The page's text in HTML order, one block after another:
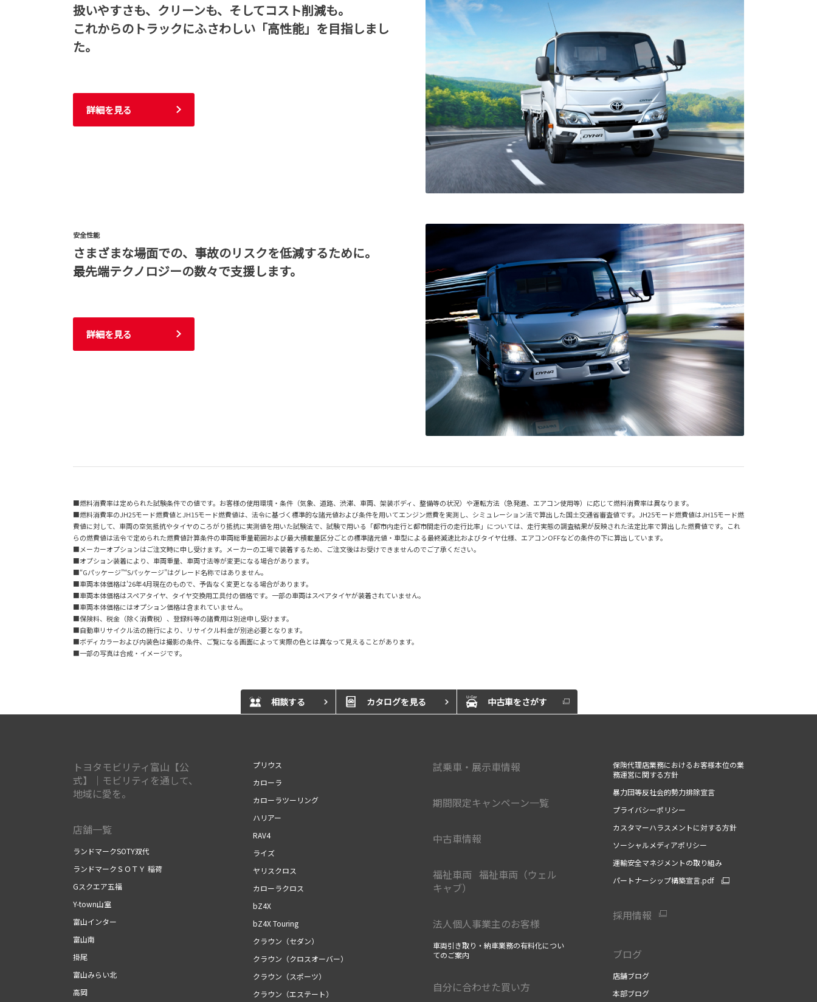
扱いやすさも、クリーンも、そしてコスト削減も。
これからのトラックにふさわしい「高性能」を目指しまし
た。
詳細を見る
安全性能
さまざまな場面での、事故のリスクを低減するために。
最先端テクノロジーの数々で支援します。
詳細を見る
■燃料消費率は定められた試験条件での値です。お客様の使用環境・条件（気象、道路、渋滞、車両、架装ボディ、整備等の状況）や運転方法（急発進、エアコン使用等）に応じて燃料消費率は異なります。
■燃料消費率のJH25モード燃費値とJH15モード燃費値は、法令に基づく標準的な諸元値および条件を用いてエンジン燃費を実測し、シミュレーション法で算出した国土交通省審査値です。JH25モード燃費値はJH15モード燃
費値に対して、車両の空気抵抗やタイヤのころがり抵抗に実測値を用いた試験法で、試験で用いる「都市内走行と都市間走行の走行比率」については、走行実態の調査結果が反映された法定比率で算出した燃費値です。これ
らの燃費値は法令で定められた燃費値計算条件の車両総重量範囲および最大積載量区分ごとの標準諸元値・車型による最終減速比およびタイヤ仕様、エアコンOFFなどの条件の下に算出しています。
■メーカーオプションはご注文時に申し受けます。メーカーの工場で装着するため、ご注文後はお受けできませんのでご了承ください。
■オプション装着により、車両重量、車両寸法等が変更になる場合があります。
■“Gパッケージ”“Sパッケージ”はグレード名称ではありません。
■車両本体価格は'26年4月現在のもので、予告なく変更となる場合があります。
■車両本体価格はスペアタイヤ、タイヤ交換用工具付の価格です。一部の車両はスペアタイヤが装着されていません。
■車両本体価格にはオプション価格は含まれていません。
■保険料、税金（除く消費税）、登録料等の諸費用は別途申し受けます。
■自動車リサイクル法の施行により、リサイクル料金が別途必要となります。
■ボディカラーおよび内装色は撮影の条件、ご覧になる画面によって実際の色とは異なって見えることがあります。
■一部の写真は合成・イメージです。
相談する カタログを見る 中古車をさがす
トヨタモビリティ富山【公
式】｜モビリティを通して、
地域に愛を。
店舗一覧
ランドマークSOTY双代
ランドマークＳＯＴＹ 稲荷
Gスクエア五福
Y-town山室
富山インター
富山南
掛尾
富山みらい北
高岡
プリウス
カローラ
カローラツーリング
ハリアー
RAV4
ライズ
ヤリスクロス
カローラクロス
bZ4X
bZ4X Touring
クラウン（セダン）
クラウン（クロスオーバー）
クラウン（スポーツ）
クラウン（エステート）
試乗車・展示車情報
期間限定キャンペーン一覧
中古車情報
福祉車両 福祉車両（ウェル
キャブ）
法人個人事業主のお客様
車両引き取り・納車業務の有料化につい
てのご案内
自分に合わせた買い方
保険代理店業務におけるお客様本位の業
務運営に関する方針
暴力団等反社会的勢力排除宣言
プライバシーポリシー
カスタマーハラスメントに対する方針
ソーシャルメディアポリシー
運輸安全マネジメントの取り組み
パートナーシップ構築宣言.pdf
採用情報
ブログ
店舗ブログ
本部ブログ